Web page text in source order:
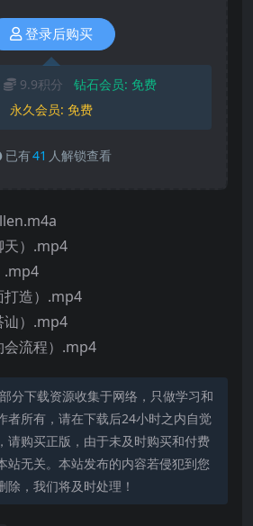
登录后购买
9.9积分 钻石会员: 免费
永久会员: 免费
已有41 人解锁查看
天）.mp4
.mp4
打造）.mp4
讪）.mp4
会流程）.mp4
分下载资源收集于网络，只做学习和
者所有，请在下载后24小时之内自觉
请购买正版，由于未及时购买和付费
站无关。本站发布的内容若侵犯到您
除，我们将及时处理！